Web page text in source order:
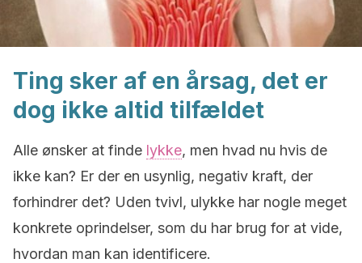
Ting sker af en årsag, det er
dog ikke altid tilfældet
Alle ønsker at finde lykke, men hvad nu hvis de
ikke kan? Er der en usynlig, negativ kraft, der
forhindrer det? Uden tvivl, ulykke har nogle meget
konkrete oprindelser, som du har brug for at vide,
hvordan man kan identificere.